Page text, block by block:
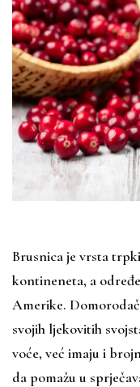
Brusnica je vrsta
kontineneta, a
Amerike.
svojih ljekovitih
voće, već imaju i
da pomažu u